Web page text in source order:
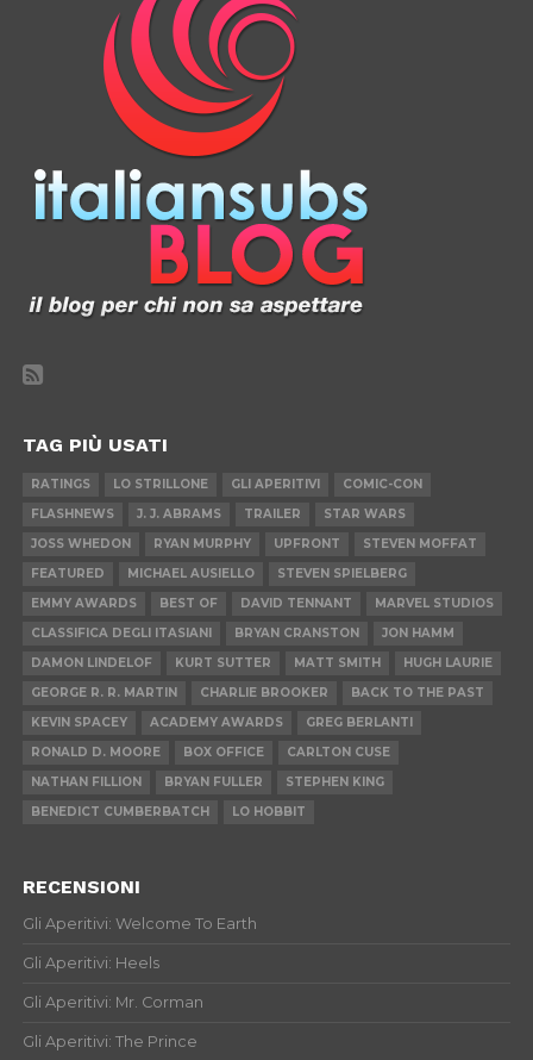
TAG PIÙ USATI
RATINGS LO STRILLONE GLI APERITIVI
COMIC-CON
FLASHNEWS
J. J. ABRAMS TRAILER
STAR WARS
JOSS WHEDON
RYAN MURPHY UPFRONT
STEVEN MOFFAT
FEATURED
MICHAEL AUSIELLO
STEVEN SPIELBERG
EMMY AWARDS
BEST OF DAVID TENNANT
MARVEL STUDIOS
CLASSIFICA DEGLI ITASIANI
BRYAN CRANSTON
JON HAMM
DAMON LINDELOF
KURT SUTTER MATT SMITH
HUGH LAURIE
GEORGE R. R. MARTIN
CHARLIE BROOKER
BACK TO THE PAST
KEVIN SPACEY
ACADEMY AWARDS
GREG BERLANTI
RONALD D. MOORE
BOX OFFICE
CARLTON CUSE
NATHAN FILLION
BRYAN FULLER
STEPHEN KING
BENEDICT CUMBERBATCH
LO HOBBIT
RECENSIONI
Gli Aperitivi: Welcome To Earth
Gli Aperitivi: Heels
Gli Aperitivi: Mr. Corman
Gli Aperitivi: The Prince